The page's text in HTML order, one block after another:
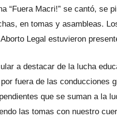
“Fuera Macri!” se cantó, se
en tomas y asambleas.
Legal estuvieron
a destacar de la lucha
fuera de las conducciones
que se suman a la
las tomas con nuestro